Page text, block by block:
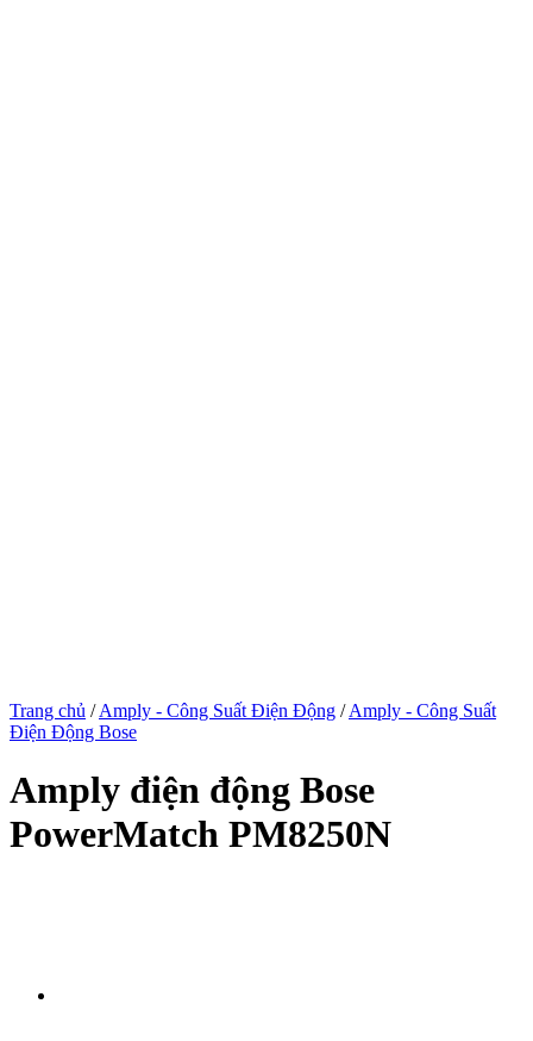
Trang chủ / Amply - Công Suất Điện Động / Amply - Công Suất
Điện Động Bose
Amply điện động Bose
PowerMatch PM8250N